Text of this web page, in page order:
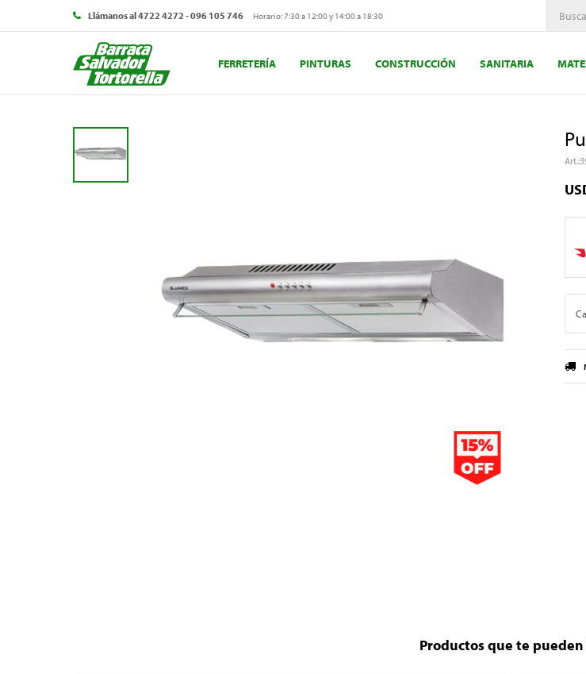
FERRETERÍA PINTURAS CONSTRUCCIÓN SANITARIA
Llámanos al 4722 4272 - 096 105 746 Horario: 7:30 a 12:00 y 14:00 a 18:30
Productos que te